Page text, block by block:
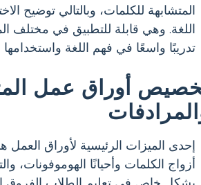
المتشابهة للكلمات، وبالتالي توضيح
اللغة. وهي قابلة للتطبيق في مختلف
تدريبًا واسعًا في فهم اللغة واستخدامها
أوراق عمل
إحدى الميزات الرئيسية لأوراق
أزواج الكلمات وأحيانًا الهوموفونات،